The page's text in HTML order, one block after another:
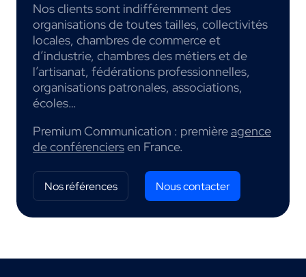
Nos clients sont indifféremment des
organisations de toutes tailles, collectivités
locales, chambres de commerce et
d’industrie, chambres des métiers et de
l’artisanat, fédérations professionnelles,
organisations patronales, associations,
écoles…
Premium Communication : premièreagence
de conférenciersen France.
Nos références Nous contacter